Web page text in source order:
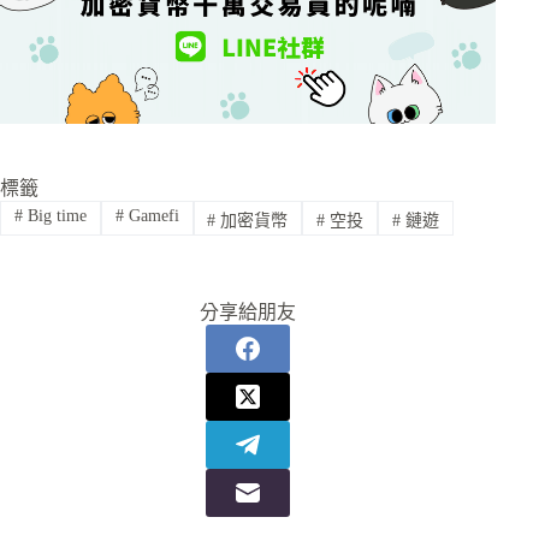
標籤
#Big time #Gamefi # 加密貨幣 # 空投 # 鏈遊
分享給朋友